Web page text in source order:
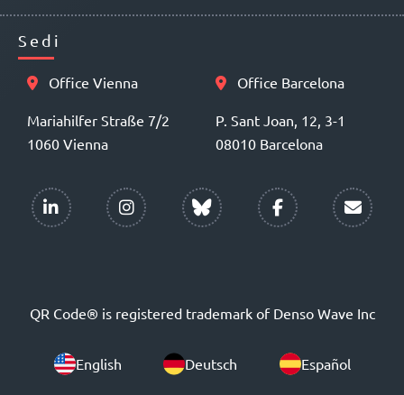
Sedi
Office Vienna
Mariahilfer Straße 7/2
1060 Vienna
Office Barcelona
P. Sant Joan, 12, 3-1
08010 Barcelona
QR Code® is registered trademark of Denso Wave Inc
English Deutsch Español